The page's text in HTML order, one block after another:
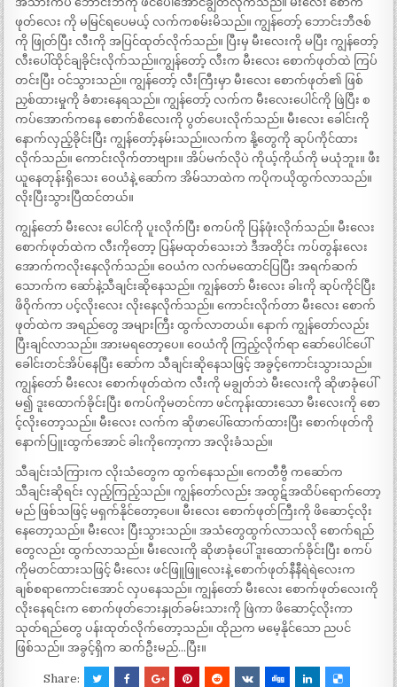
ဖုတ်လေး ကို မမြင်ရပေမယ့် လက်ကစမ်းမိသည်။ ကျွန်တော့် ဘောင်းဘီဇစ်
ကို ဖြုတ်ပြီး လီးကို အပြင်ထုတ်လိုက်သည်။ ပြီးမှ မီးလေးကို မပြီး ကျွန်တော့်
လီးပေါ်ထိုင်ချခိုင်းလိုက်သည်။ကျွန်တော့် လီးက မီးလေး စောက်ဖုတ်ထဲ ကြပ်
တင်းပြီး ဝင်သွားသည်။ ကျွန်တော့် လီးကြီးမှာ မီးလေး စောက်ဖုတ်၏ ဖြစ်
ညှစ်ထားမှုကို ခံစားနေရသည်။ ကျွန်တော့် လက်က မီးလေးပေါင်ကို ဖြဲပြီး စ
ကပ်အောက်ကနေ စောက်စိလေးကို ပွတ်ပေးလိုက်သည်။ မီးလေး ခေါင်းကို
နောက်လှည့်ခိုင်းပြီး ကျွန်တော့်နမ်းသည်။လက်က နို့တွေကို ဆုပ်ကိုင်ထား
လိုက်သည်။ ကောင်းလိုက်တာဗျား။ အိပ်မက်လိုပဲ ကိုယ့်ကိုယ်ကို မယုံဘူး။ ဖီး
ယူနေတုန်းရှိသေး ဝေယံနဲ့ ဆော်က အိမ်သာထဲက ကပိုကယိုထွက်လာသည်။
လိုးပြီးသွားပြီထင်တယ်။
ကျွန်တော် မီးလေး ပေါင်ကို ပူးလိုက်ပြီး စကပ်ကို ပြန်ဖုံးလိုက်သည်။ မီးလေး
စောက်ဖုတ်ထဲက လီးကိုတော့ ပြန်မထုတ်သေးဘဲ ဒီအတိုင်း ကပ်တွန်းလေး
အောက်ကလိုးနေလိုက်သည်။ ဝေယံက လက်မထောင်ပြပြီး အရက်ဆက်
သောက်က ဆော်နဲ့သီချင်းဆိုနေသည်။ ကျွန်တော် မီးလေး ခါးကို ဆုပ်ကိုင်ပြီး
ဖိဝိုက်ကာ ပင့်လိုးလေး လိုးနေလိုက်သည်။ ကောင်းလိုက်တာ မီးလေး စောက်
ဖုတ်ထဲက အရည်တွေ အများကြီး ထွက်လာတယ်။ နောက် ကျွန်တော်လည်း
ပြီးချင်လာသည်။ အားမရတော့ပေ။ ဝေယံကို ကြည့်လိုက်ရာ ဆော်ပေါင်ပေါ်
ခေါင်းတင်အိပ်နေပြီး ဆော်က သီချင်းဆိုနေသဖြင့် အခွင့်ကောင်းသွားသည်။
ကျွန်တော် မီးလေး စောက်ဖုတ်ထဲက လီးကို မချွတ်ဘဲ မီးလေးကို ဆိုဖာခုံပေါ်
မ၍ ဒူးထောက်ခိုင်းပြီး စကပ်ကိုမတင်ကာ ဖင်ကုန်းထားသော မီးလေးကို စော
င့်လိုးတော့သည်။ မီးလေး လက်က ဆိုဖာပေါ်ထောက်ထားပြီး စောက်ဖုတ်ကို
နောက်ပြူးထွက်အောင် ခါးကိုကော့ကာ အလိုးခံသည်။
သီချင်းသံကြားက လိုးသံတွေက ထွက်နေသည်။ ကေတီဗွီ ကဆော်က
သီချင်းဆိုရင်း လှည့်ကြည့်သည်။ ကျွန်တော်လည်း အထွဋ်အထိပ်ရောက်တော့
မည် ဖြစ်သဖြင့် မရှက်နိုင်တော့ပေ။ မီးလေး စောက်ဖုတ်ကြီးကို ဖိဆောင့်လိုး
နေတော့သည်။ မီးလေး ပြီးသွားသည်။ အသံတွေထွက်လာသလို စောက်ရည်
တွေလည်း ထွက်လာသည်။ မီးလေးကို ဆိုဖာခုံပေါ် ဒူးထောက်ခိုင်းပြီး စကပ်
ကိုမတင်ထားသဖြင့် မီးလေး ဖင်ဖြူဖြူလေးနဲ့ စောက်ဖုတ်နီနီရဲရဲလေးက
ချစ်စရာကောင်းအောင် လှပနေသည်။ ကျွန်တော် မီးလေး စောက်ဖုတ်လေးကို
လိုးနေရင်းက စောက်ဖုတ်ဘေးနှုတ်ခမ်းသားကို ဖြဲကာ ဖိဆောင့်လိုးကာ
သုတ်ရည်တွေ ပန်းထုတ်လိုက်တော့သည်။ ထိုညက မမေ့နိုင်သော ညပင်
ဖြစ်သည်။ အခွင့်ရှိက ဆက်ဦးမည်…ပြီး။
Share: